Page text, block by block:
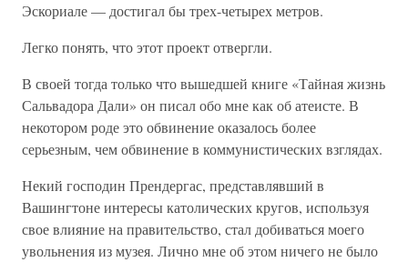
Эскориале — достигал бы трех-четырех метров.
Легко понять, что этот проект отвергли.
В своей тогда только что вышедшей книге «Тайная жизнь
Сальвадора Дали» он писал обо мне как об атеисте. В
некотором роде это обвинение оказалось более
серьезным, чем обвинение в коммунистических взглядах.
Некий господин Прендергас, представлявший в
Вашингтоне интересы католических кругов, используя
свое влияние на правительство, стал добиваться моего
увольнения из музея. Лично мне об этом ничего не было